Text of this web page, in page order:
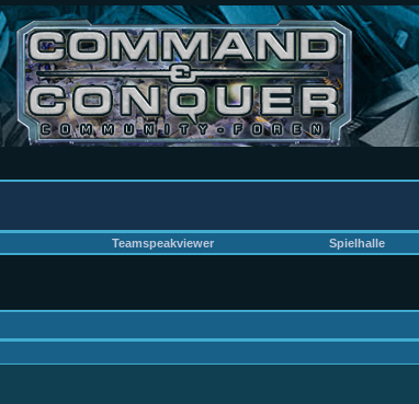
Teamspeakviewer Spielhalle